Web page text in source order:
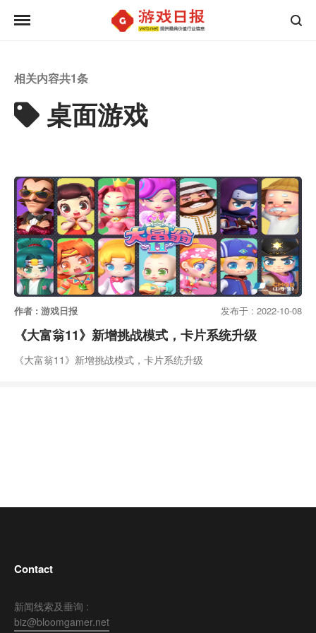
相关内容共1条
桌面游戏
作者 : 游戏日报 发布于 : 2022-10-08
《大富翁11》新增挑战模式，卡片系统升级
《大富翁11》新增挑战模式，卡片系统升级
Contact
新闻线索及垂询 :
biz@bloomgamer.net